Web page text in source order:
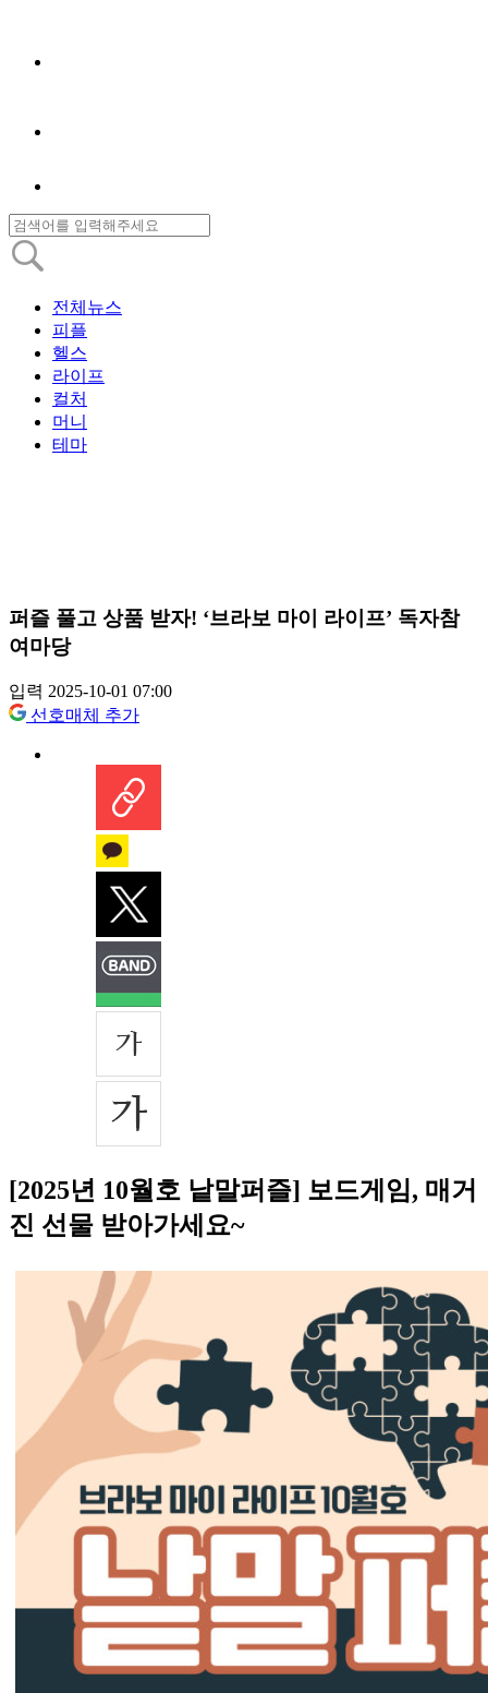
전체뉴스
피플
헬스
라이프
컬처
머니
테마
퍼즐 풀고 상품 받자! ‘브라보 마이 라이프’ 독자참
여마당
입력 2025-10-01 07:00
선호매체 추가
[2025년 10월호 낱말퍼즐] 보드게임, 매거
진 선물 받아가세요~